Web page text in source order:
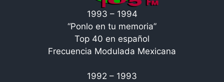
1993 – 1994
“Ponlo en tu memoria”
Top 40 en español
Frecuencia Modulada Mexicana
1992 – 1993